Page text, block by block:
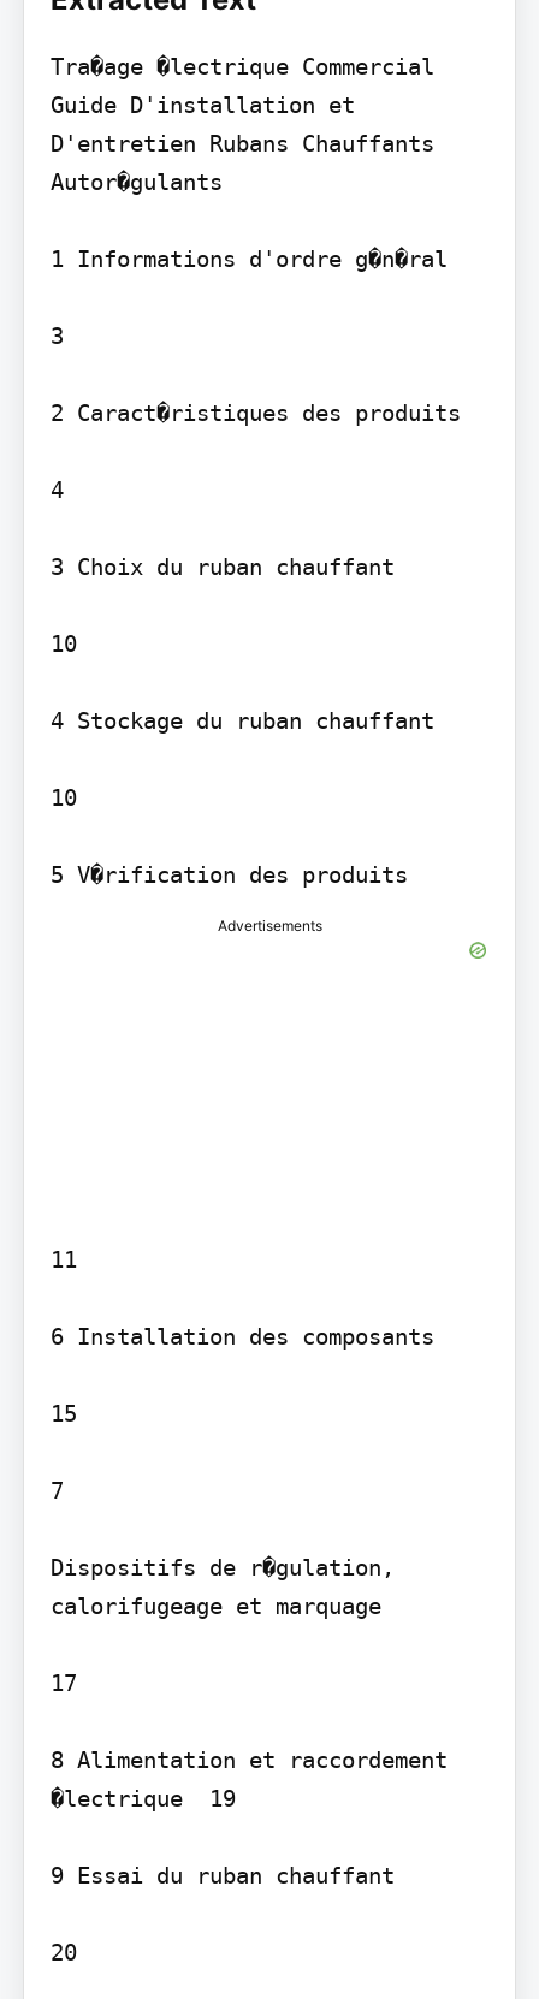
Tra�age �lectrique Commercial
Guide D'installation et
D'entretien Rubans Chauffants
Autor�gulants
1 Informations d'ordre g�n�ral
3
2 Caract�ristiques des produits
4
3 Choix du ruban chauffant
10
4 Stockage du ruban chauffant
10
Advertisements
11
6 Installation des composants
15
7
Dispositifs de r�gulation,
calorifugeage et marquage
17
8 Alimentation et raccordement
�lectrique  19
9 Essai du ruban chauffant
20